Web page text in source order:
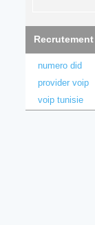
Recrutement
numero did
provider voip
voip tunisie